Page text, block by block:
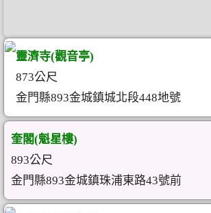
靈濟寺(觀音亭)
873公尺
金門縣893金城鎮城北段448地號
奎閣(魁星樓)
893公尺
金門縣893金城鎮珠浦東路43號前